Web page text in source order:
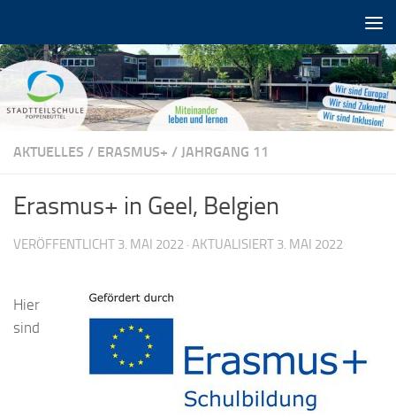
AKTUELLES / ERASMUS+ / JAHRGANG 11
Erasmus+ in Geel, Belgien
VERÖFFENTLICHT 3. MAI 2022 · AKTUALISIERT 3. MAI 2022
Hier
sind